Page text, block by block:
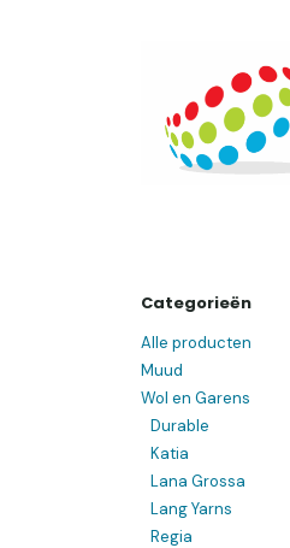
Categorieën
Alle producten
Muud
Wol en Garens
Durable
Katia
Lana Grossa
Lang Yarns
Regia